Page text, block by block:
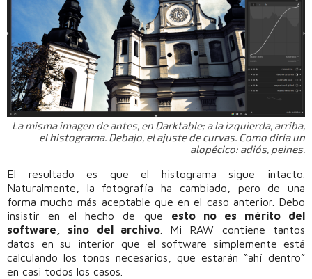
La misma imagen de antes, en Darktable; a la izquierda, arriba,
el histograma. Debajo, el ajuste de curvas. Como diría un
alopécico: adiós, peines.
El resultado es que el histograma sigue intacto.
Naturalmente, la fotografía ha cambiado, pero de una
forma mucho más aceptable que en el caso anterior. Debo
insistir en el hecho de que esto no es mérito del
software, sino del archivo. Mi RAW contiene tantos
datos en su interior que el software simplemente está
calculando los tonos necesarios, que estarán “ahí dentro”
en casi todos los casos.